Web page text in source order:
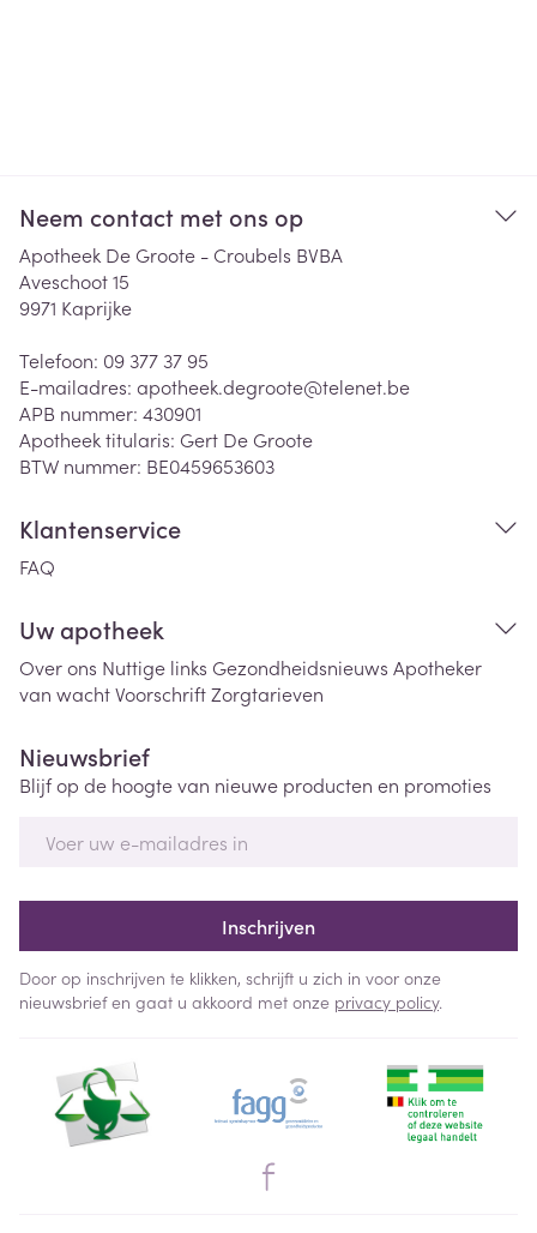
Neem contact met ons op
Apotheek De Groote - Croubels BVBA
Aveschoot 15
9971 Kaprijke
Telefoon: 09 377 37 95
E-mailadres: apotheek.degroote@telenet.be
APB nummer: 430901
Apotheek titularis: Gert De Groote
BTW nummer: BE0459653603
Klantenservice
FAQ
Uw apotheek
Over ons Nuttige links Gezondheidsnieuws Apotheker
van wachtVoorschriftZorgtarieven
Nieuwsbrief
Blijf op de hoogte van nieuwe producten en promoties
Inschrijven
Door op inschrijven te klikken, schrijft u zich in voor onze
nieuwsbrief en gaat u akkoord met onze privacy policy.